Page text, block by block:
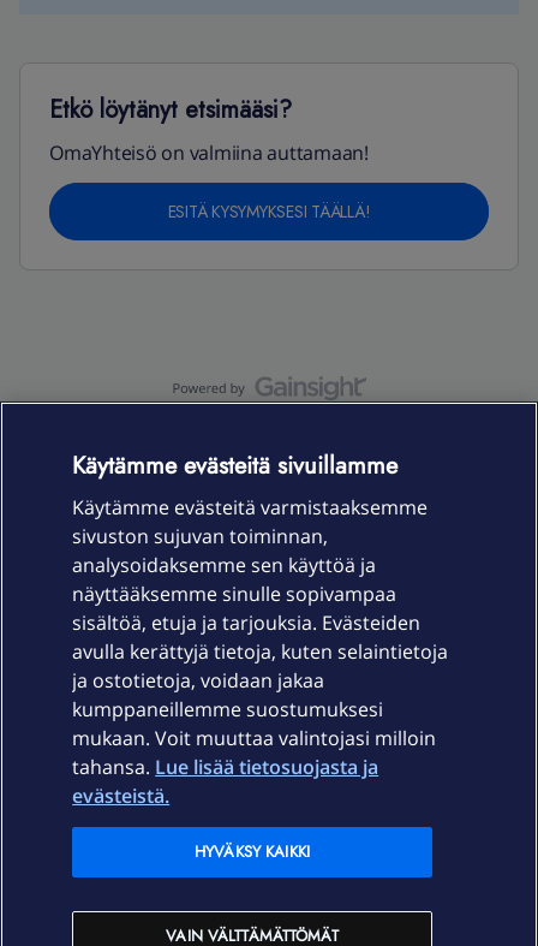
Etkö löytänyt etsimääsi?
OmaYhteisö on valmiina auttamaan!
ESITÄ KYSYMYKSESI TÄÄLLÄ!
Laitteet & liittymät
Palvelut
Ajankohtaista
In English
Käytämme evästeitä sivuillamme
Käytämme evästeitä varmistaaksemme
sivuston sujuvan toiminnan,
analysoidaksemme sen käyttöä ja
näyttääksemme sinulle sopivampaa
sisältöä, etuja ja tarjouksia. Evästeiden
avulla kerättyjä tietoja, kuten selaintietoja
ja ostotietoja, voidaan jakaa
kumppaneillemme suostumuksesi
mukaan. Voit muuttaa valintojasi milloin
tahansa. Lue lisää tietosuojasta ja
evästeistä.
VAIN VÄLTTÄMÄTTÖMÄT
HYVÄKSY KAIKKI